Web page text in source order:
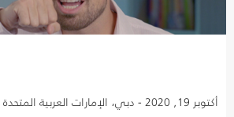
أكتوبر 19, 2020 - دبي، الإمارات العربية المتحدة